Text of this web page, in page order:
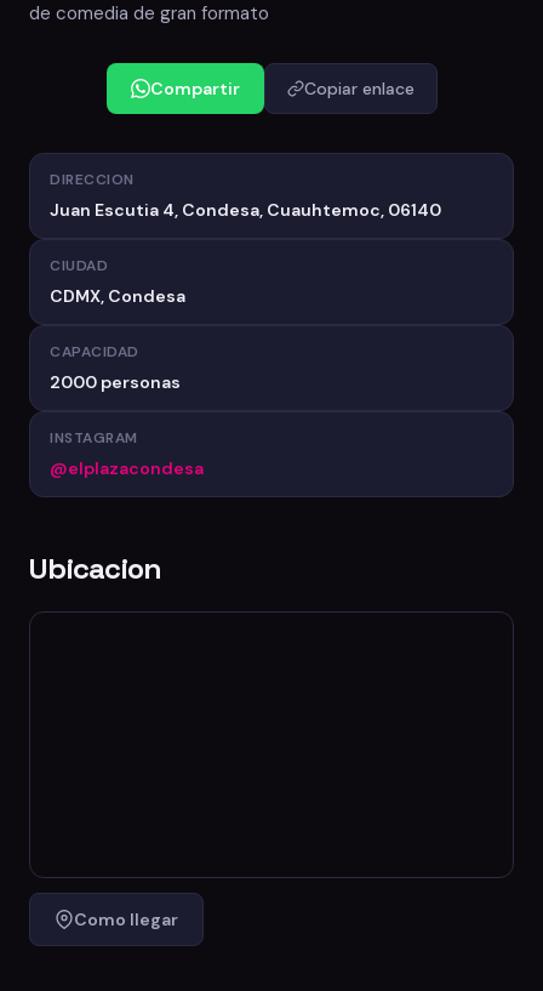
de comedia de gran formato
Compartir Copiar enlace
DIRECCION
Juan Escutia 4, Condesa, Cuauhtemoc, 06140
CIUDAD
CDMX, Condesa
CAPACIDAD
2000 personas
INSTAGRAM
@elplazacondesa
Ubicacion
Como llegar